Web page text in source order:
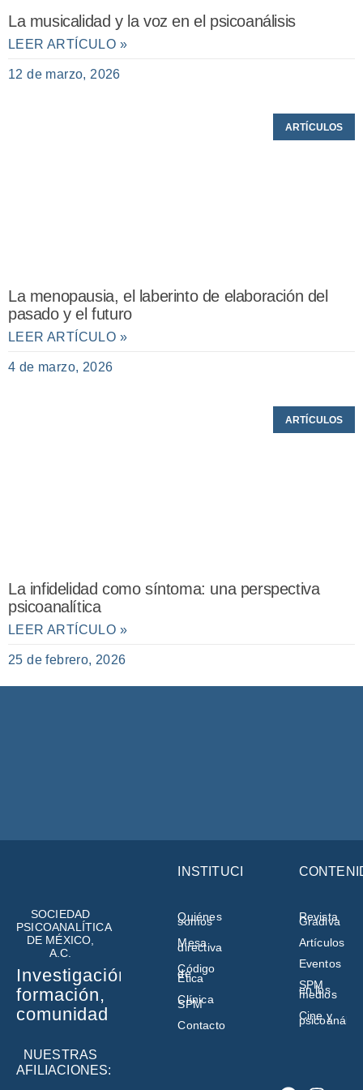
La musicalidad y la voz en el psicoanálisis
LEER ARTÍCULO »
12 de marzo, 2026
ARTÍCULOS
La menopausia, el laberinto de elaboración del
pasado y el futuro
LEER ARTÍCULO »
4 de marzo, 2026
ARTÍCULOS
La infidelidad como síntoma: una perspectiva
psicoanalítica
LEER ARTÍCULO »
25 de febrero, 2026
SOCIEDAD
PSICOANALÍTICA
DE MÉXICO,
A.C.
Investigación,
formación,
comunidad
NUESTRAS
AFILIACIONES:
INSTITUCIÓN
Quiénes
somos
Mesa
directiva
Código
de
Ética
Clínica
SPM
Contacto
Revista
Gradiva
Artículos
Eventos
SPM
en los
medios
Cine y